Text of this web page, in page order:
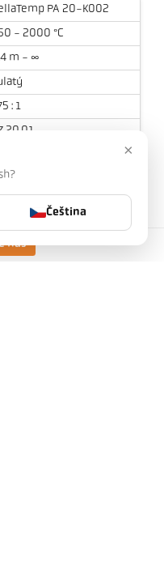
nás
PA 20-K002
- 2000 °C
m - ∞
: 1
20.01
objektivem
×
Čeština